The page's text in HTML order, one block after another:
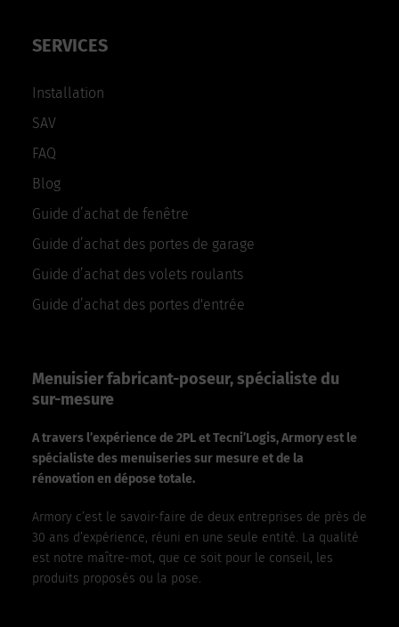
SERVICES
Installation
SAV
FAQ
Blog
Guide d’achat de fenêtre
Guide d’achat des portes de garage
Guide d’achat des volets roulants
Guide d’achat des portes d'entrée
Menuisier fabricant-poseur, spécialiste du
sur-mesure
A travers l’expérience de 2PL et Tecni’Logis, Armory est le
spécialiste des menuiseries sur mesure et de la
rénovation en dépose totale.
Armory c’est le savoir-faire de deux entreprises de près de
30 ans d’expérience, réuni en une seule entité. La qualité
est notre maître-mot, que ce soit pour le conseil, les
produits proposés ou la pose.